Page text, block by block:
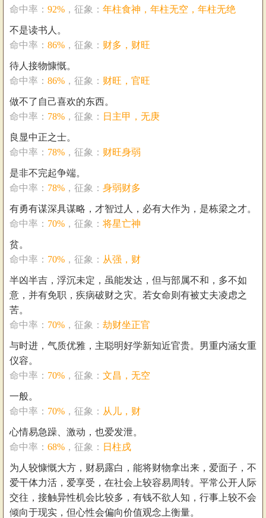
命中率： 92% ，征象： 年柱食神，年柱无空，年柱无绝
不是读书人。
命中率： 86% ，征象： 财多，财旺
待人接物慷慨。
命中率： 86% ，征象： 财旺，官旺
做不了自己喜欢的东西。
命中率： 78% ，征象： 日主甲，无庚
良显中正之士。
命中率： 78% ，征象： 财旺身弱
是非不完起争端。
命中率： 78% ，征象： 身弱财多
有勇有谋深具谋略，才智过人，必有大作为，是栋梁之才。
命中率： 70% ，征象： 将星亡神
贫。
命中率： 70% ，征象： 从强，财
半凶半吉，浮沉未定，虽能发达，但与部属不和，多不如
意，并有免职，疾病破财之灾。若女命则有被丈夫凌虑之
苦。
命中率： 70% ，征象： 劫财坐正官
与时进，气质优雅，主聪明好学新知近官贵。男重内涵女重
仪容。
命中率： 70% ，征象： 文昌，无空
一般。
命中率： 70% ，征象： 从儿，财
心情易急躁、激动，也爱发泄。
命中率： 68% ，征象： 日柱戌
为人较慷慨大方，财易露白，能将财物拿出来，爱面子，不
爱干体力活，爱享受，在社会上较容易周转。平常公开人际
交往，接触异性机会比较多，有钱不欲人知，行事上较不会
倾向于现实，但心性会偏向价值观念上衡量。